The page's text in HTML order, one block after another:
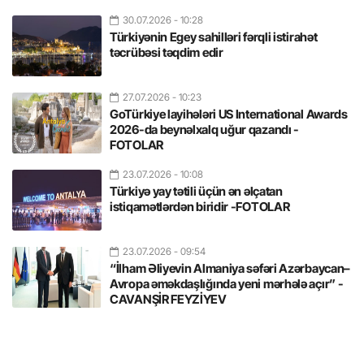
30.07.2026 - 10:28
Türkiyənin Egey sahilləri fərqli istirahət
təcrübəsi təqdim edir
27.07.2026 - 10:23
GoTürkiye layihələri US International Awards
2026-da beynəlxalq uğur qazandı -
FOTOLAR
23.07.2026 - 10:08
Türkiyə yay tətili üçün ən əlçatan
istiqamətlərdən biridir -FOTOLAR
23.07.2026 - 09:54
“İlham Əliyevin Almaniya səfəri Azərbaycan–
Avropa əməkdaşlığında yeni mərhələ açır” -
CAVANŞİR FEYZİYEV